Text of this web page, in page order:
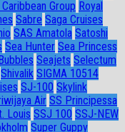
Caribbean Group Royal
Sabre Saga Cruises
SAS Amatola Satoshi
Sea Hunter Sea Princess
Seajets Selectum
Shivalik SIGMA 10514
SJ-100 Skylink
Air SS Principessa
Louis SSJ 100 SSJ-NEW
Super Guppy